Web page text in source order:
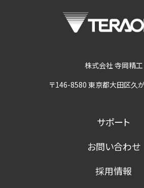
株式会社 寺岡精工
〒146-8580 東京都大田区久
サポート
お問い合わせ
採用情報